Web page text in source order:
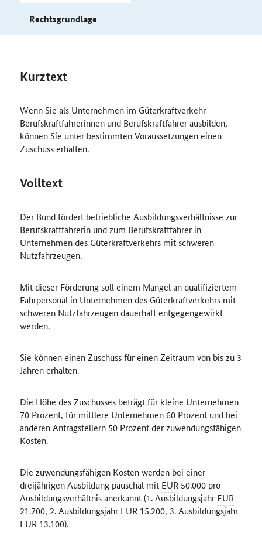
Rechtsgrundlage
Kurztext
Wenn Sie als Unternehmen im Güterkraftverkehr
Berufskraftfahrerinnen und Berufskraftfahrer ausbilden,
können Sie unter bestimmten Voraussetzungen einen
Zuschuss erhalten.
Volltext
Der Bund fördert betriebliche Ausbildungsverhältnisse zur
Berufskraftfahrerin und zum Berufskraftfahrer in
Unternehmen des Güterkraftverkehrs mit schweren
Nutzfahrzeugen.
Mit dieser Förderung soll einem Mangel an qualifiziertem
Fahrpersonal in Unternehmen des Güterkraftverkehrs mit
schweren Nutzfahrzeugen dauerhaft entgegengewirkt
werden.
Sie können einen Zuschuss für einen Zeitraum von bis zu 3
Jahren erhalten.
Die Höhe des Zuschusses beträgt für kleine Unternehmen
70 Prozent, für mittlere Unternehmen 60 Prozent und bei
anderen Antragstellern 50 Prozent der zuwendungsfähigen
Kosten.
Die zuwendungsfähigen Kosten werden bei einer
dreijährigen Ausbildung pauschal mit EUR50.000 pro
Ausbildungsverhältnis anerkannt (1. Ausbildungsjahr EUR
21.700, 2. Ausbildungsjahr EUR15.200, 3. Ausbildungsjahr
EUR13.100).